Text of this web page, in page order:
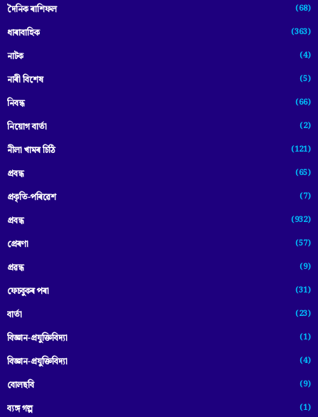
দৈনিক ৰাশিফল (68)
ধাৰাবাহিক (363)
নাটক (4)
নাৰী বিশেষ (5)
নিবন্ধ (66)
নিয়োগ বাৰ্তা (2)
নীলা খামৰ চিঠি (121)
প্রবন্ধ (65)
প্ৰকৃতি-পৰিৱেশ (7)
প্ৰবন্ধ (932)
প্ৰেৰণা (57)
প্ৰৱন্ধ (9)
ফেচবুকৰ পৰা (31)
বাৰ্তা (23)
বিজ্ঞান-প্রযুক্তিবিদ্যা (1)
বিজ্ঞান-প্ৰযুক্তিবিদ্যা (4)
বোলছবি (9)
ব্যঙ্গ গল্প (1)